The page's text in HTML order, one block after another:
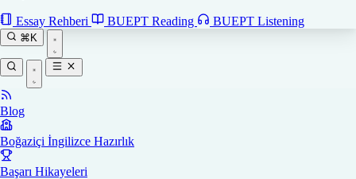
Essay Rehberi BUEPT Reading BUEPT Listening
⌘K
Blog
Boğaziçi İngilizce Hazırlık
Başarı Hikayeleri